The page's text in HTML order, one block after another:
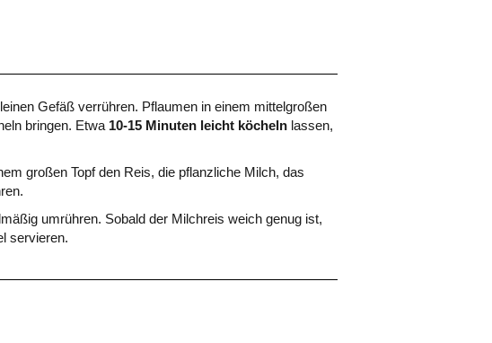
Gefäß verrühren. Pflaumen in einem mittelgroßen
bringen. Etwa 10-15 Minuten leicht köcheln lassen,
großen Topf den Reis, die pflanzliche Milch, das
umrühren. Sobald der Milchreis weich genug ist,
servieren.